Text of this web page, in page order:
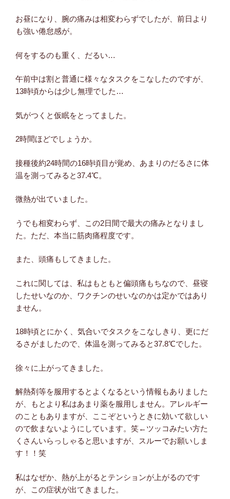
お昼になり、腕の痛みは相変わらずでしたが、前日より
も強い倦怠感が。
何をするのも重く、だるい…
午前中は割と普通に様々なタスクをこなしたのですが、
13時頃からは少し無理でした…
気がつくと仮眠をとってました。
2時間ほどでしょうか。
接種後約24時間の16時頃目が覚め、あまりのだるさに体
温を測ってみると37.4℃。
微熱が出ていました。
うでも相変わらず、この2日間で最大の痛みとなりまし
た。ただ、本当に筋肉痛程度です。
また、頭痛もしてきました。
これに関しては、私はもともと偏頭痛もちなので、昼寝
したせいなのか、ワクチンのせいなのかは定かではあり
ません。
18時頃とにかく、気合いでタスクをこなしきり、更にだ
るさがましたので、体温を測ってみると37.8℃でした。
徐々に上がってきました。
解熱剤等を服用するとよくなるという情報もありました
が、もとより私はあまり薬を服用しません。アレルギー
のこともありますが、ここぞというときに効いて欲しい
ので飲まないようにしています。笑←ツッコみたい方た
くさんいらっしゃると思いますが、スルーでお願いしま
す！！笑
私はなぜか、熱が上がるとテンションが上がるのです
が、この症状が出てきました。